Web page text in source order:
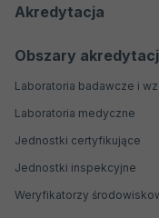
Menu
Menu
Główne
Akredytacja
Dla konsumentów
Badania biegłości
Obszary
Laboratoria badawcze i
Laboratoria medyczne
Jednostki certyfikujące
Jednostki inspekcyjne
Weryfikatorzy